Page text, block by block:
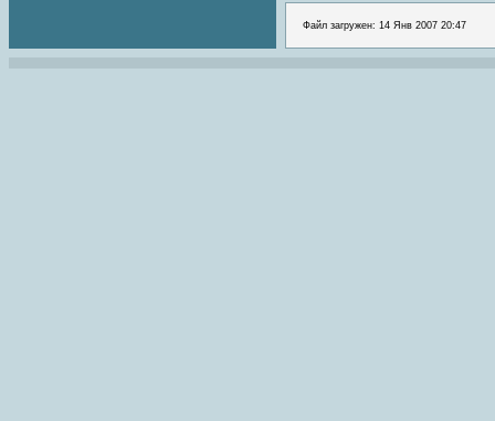
Файл загружен: 14 Янв 2007 20:47